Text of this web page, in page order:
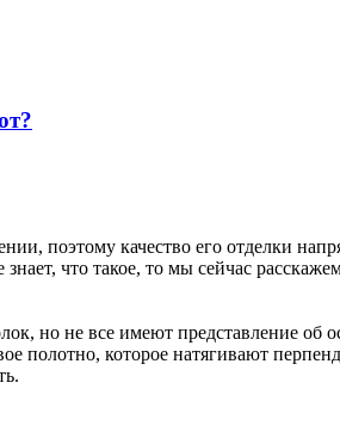
поэтому качество его отделки
что такое, то мы сейчас
но не все имеют представление об
полотно, которое натягивают